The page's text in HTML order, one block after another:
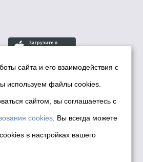
политики мэрии
2026
Cookies
персональных
системах
сайта и его взаимодействия с
используем файлы cookies.
сайтом, вы соглашаетесь с
cookies . Вы всегда можете
в настройках вашего